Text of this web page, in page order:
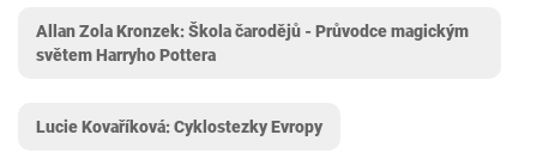
Allan Zola Kronzek: Škola čarodějů - Průvodce magickým
světem Harryho Pottera
Lucie Kovaříková: Cyklostezky Evropy